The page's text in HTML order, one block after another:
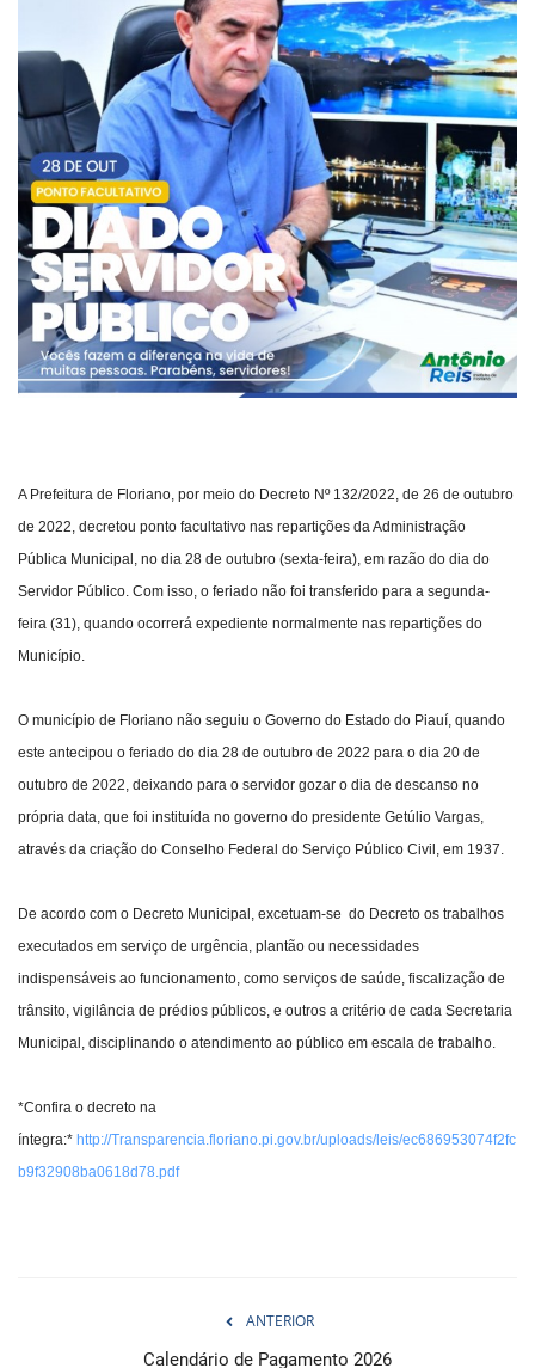
Webmail
Contato
A Prefeitura de Floriano, por meio do Decreto Nº 132/2022, de 26 de outubro
de 2022, decretou ponto facultativo nas repartições da Administração
Pública Municipal, no dia 28 de outubro (sexta-feira), em razão do dia do
Servidor Público. Com isso, o feriado não foi transferido para a segunda-
feira (31), quando ocorrerá expediente normalmente nas repartições do
Município.
O município de Floriano não seguiu o Governo do Estado do Piauí, quando
este antecipou o feriado do dia 28 de outubro de 2022 para o dia 20 de
outubro de 2022, deixando para o servidor gozar o dia de descanso no
própria data, que foi instituída no governo do presidente Getúlio Vargas,
através da criação do Conselho Federal do Serviço Público Civil, em 1937.
De acordo com o Decreto Municipal, excetuam-se do Decreto os trabalhos
executados em serviço de urgência, plantão ou necessidades
indispensáveis ao funcionamento, como serviços de saúde, fiscalização de
trânsito, vigilância de prédios públicos, e outros a critério de cada Secretaria
Municipal, disciplinando o atendimento ao público em escala de trabalho.
*Confira o decreto na
íntegra:* http://Transparencia.floriano.pi.gov.br/uploads/leis/ec686953074f2fc
b9f32908ba0618d78.pdf
ANTERIOR
Calendário de Pagamento 2026